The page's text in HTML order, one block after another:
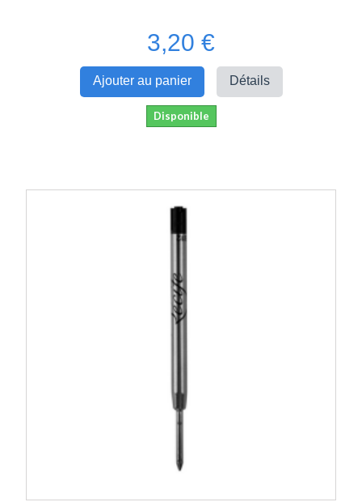
3,20 €
Ajouter au panier Détails
Disponible